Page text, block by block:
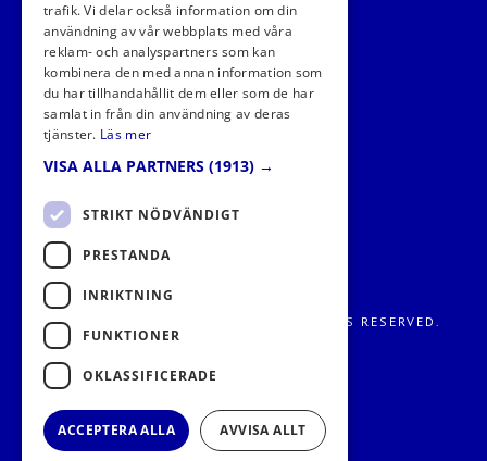
FÖLJ OSS I SOCIALA MEDIER
FRITIDS METROPOLEN AB 2026. ALL RIGHTS RESERVED.
trafik. Vi delar också information om din
användning av vår webbplats med våra
reklam- och analyspartners som kan
kombinera den med annan information som
du har tillhandahållit dem eller som de har
samlat in från din användning av deras
tjänster. Läs mer
VISA ALLA PARTNERS (1913) →
STRIKT NÖDVÄNDIGT
PRESTANDA
INRIKTNING
FUNKTIONER
OKLASSIFICERADE
ACCEPTERA ALLA AVVISA ALLT